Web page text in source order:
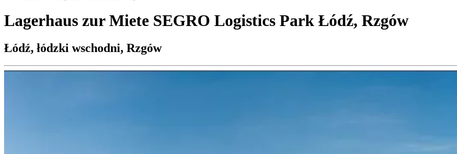
Lagerhaus zur Miete SEGRO Logistics Park Łódź, Rzgów
Łódź, łódzki wschodni, Rzgów